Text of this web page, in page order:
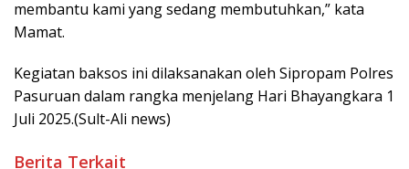
membantu kami yang sedang membutuhkan,” kata
Mamat.
Kegiatan baksos ini dilaksanakan oleh Sipropam Polres
Pasuruan dalam rangka menjelang Hari Bhayangkara 1
Juli 2025.(Sult-Ali news)
Berita Terkait